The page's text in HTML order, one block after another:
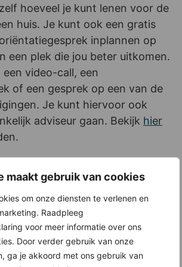
maakt gebruik van cookies
om onze diensten te verlenen en
Raadpleeg
voor meer informatie over ons
Door verder gebruik van onze
ga je akkoord met ons gebruik van
hoeveel je kunt lenen voor de
huis. Je kunt ook een gratis
inplannen op
een plek die jou beter uitkomen.
video-call, een
of een gesprek op een van de
Je kunt hiervoor ook
adviseur gaan. Bekijk hier
inloopmiddag komt of zelf een
zorg dat je tijdens het gesprek
bij de hand hebt. Ben
Vergeet dan je jaarcijfers én IB-